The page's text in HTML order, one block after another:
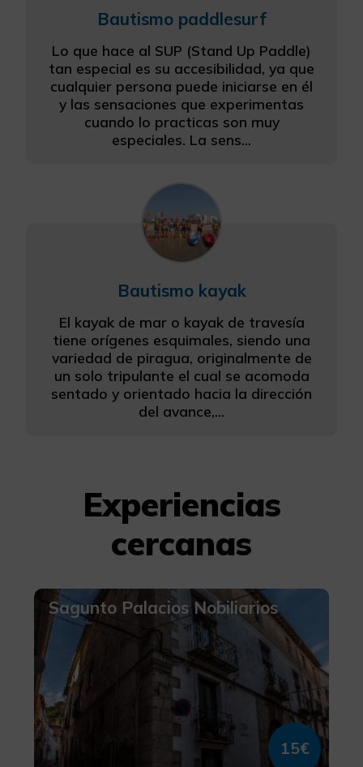
Bautismo paddlesurf
Lo que hace al SUP (Stand Up Paddle)
tan especial es su accesibilidad, ya que
cualquier persona puede iniciarse en él
y las sensaciones que experimentas
cuando lo practicas son muy
especiales. La sens...
Bautismo kayak
El kayak de mar o kayak de travesía
tiene orígenes esquimales, siendo una
variedad de piragua, originalmente de
un solo tripulante el cual se acomoda
sentado y orientado hacia la dirección
del avance,...
Experiencias
cercanas
Sagunto Palacios Nobiliarios
15€
Configurar Cookies
Más información